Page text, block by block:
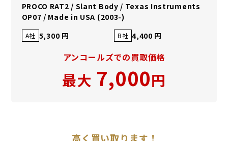
PROCO RAT2 / Slant Body / Texas Instruments
OP07 / Made in USA (2003-)
A社 5,300 円 B社 4,400 円
アンコールズでの買取価格
最大 7,000円
高く買い取ります！